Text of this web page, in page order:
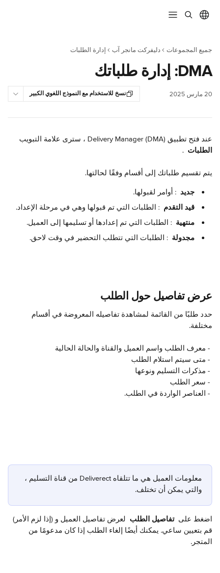
جميع المجموعات دليفركت مانجر آب إدارة الطلبات
DMA: إدارة طلباتك
20 مارس 2025 نسخ للاستخدام مع النموذج اللغوي الكبير
عند فتح تطبيق Delivery Manager (DMA) ، سترى علامة التبويب
الطلبات .
يتم تقسيم طلباتك إلى أقسام وفقًا لحالتها.
: أوامر لقبولها.
: الطلبات التي تم قبولها وهي في مرحلة الإعداد.
: الطلبات التي تم إعدادها أو تسليمها إلى العميل.
: الطلبات التي تتطلب التحضير في وقت لاحق.
عرض تفاصيل حول الطلب
حدد طلبًا من القائمة لمشاهدة تفاصيله المعروضة في أقسام
مختلفة.
- معرف الطلب واسم العميل والقناة والحالة الحالية
- متى سيتم استلام الطلب
- مذكرات التسليم ونوعها
- سعر الطلب
- العناصر الواردة في الطلب.
معلومات العميل هي ما تتلقاه Deliverect من قناة التسليم ،
والتي يمكن أن تختلف.
اضغط على تفاصيل الطلب لعرض تفاصيل العميل و (إذا لزم الأمر)
قم بتعيين ساعي. يمكنك أيضًا إلغاء الطلب إذا كان مدعومًا من
المتجر.